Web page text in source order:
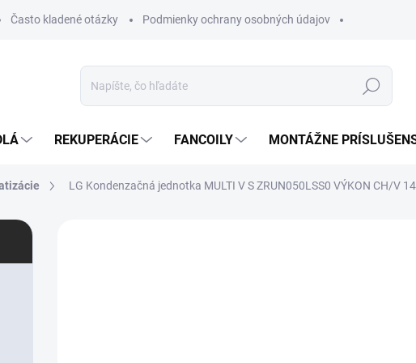
Často kladené otázky Podmienky ochrany osobných údajov
Hľadať
REKUPERÁCIE FANCOILY MONTÁŽNE
LG Kondenzačná jednotka MULTI V S ZRUN050LSS0 VÝKON CH/V